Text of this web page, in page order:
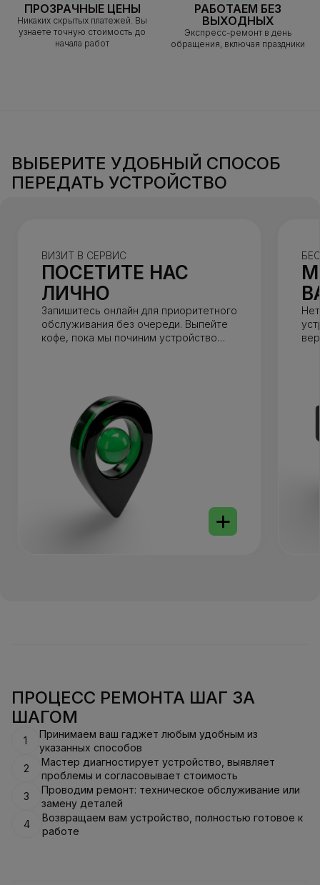
ПРОЗРАЧНЫЕ ЦЕНЫ
Никаких скрытых платежей. Вы
узнаете точную стоимость до
начала работ
РАБОТАЕМ БЕЗ
ВЫХОДНЫХ
Экспресс-ремонт в день
обращения, включая праздники
ВЫБЕРИТЕ УДОБНЫЙ СПОСОБ
ПЕРЕДАТЬ УСТРОЙСТВО
ВИЗИТ В СЕРВИС
ПОСЕТИТЕ НАС
ЛИЧНО
Запишитесь онлайн для приоритетного
обслуживания без очереди. Выпейте
кофе, пока мы починим устройство
ПРОЦЕСС РЕМОНТА ШАГ ЗА
ШАГОМ
1
Принимаем ваш гаджет любым удобным из
указанных способов
2
Мастер диагностирует устройство, выявляет
проблемы и согласовывает стоимость
3
Проводим ремонт: техническое обслуживание или
замену деталей
4
Возвращаем вам устройство, полностью готовое к
работе